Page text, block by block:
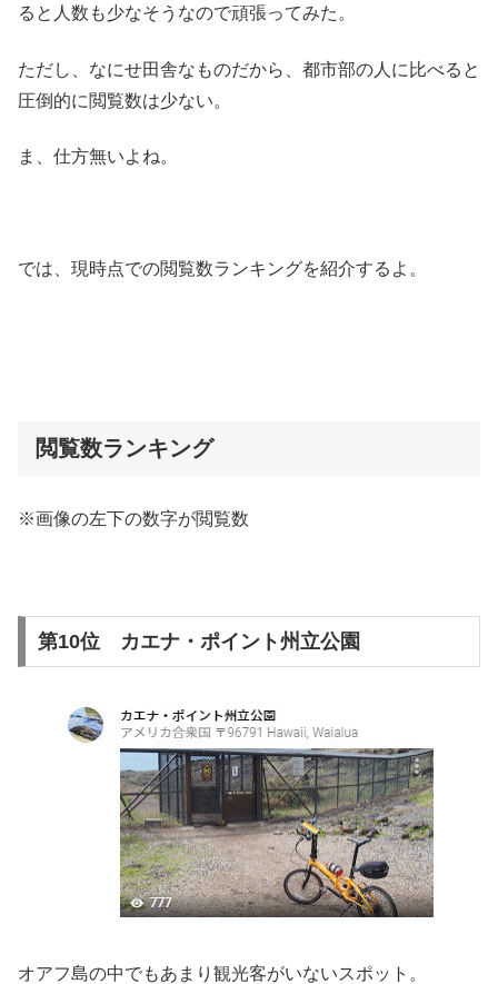
ると人数も少なそうなので頑張ってみた。
ただし、なにせ田舎なものだから、都市部の人に比べると
圧倒的に閲覧数は少ない。
ま、仕方無いよね。
では、現時点での閲覧数ランキングを紹介するよ。
閲覧数ランキング
※画像の左下の数字が閲覧数
第10位 カエナ・ポイント州立公園
オアフ島の中でもあまり観光客がいないスポット。